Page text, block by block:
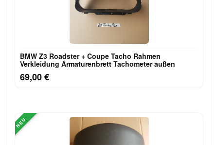
BMW Z3 Roadster + Coupe Tacho Rahmen
Verkleidung Armaturenbrett Tachometer außen
69,00 €
NEU